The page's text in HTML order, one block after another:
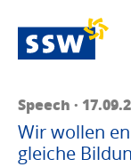
Speech ·
Wir wollen
gleiche